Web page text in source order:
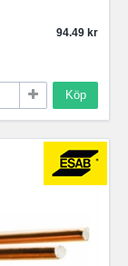
94.49
Köp